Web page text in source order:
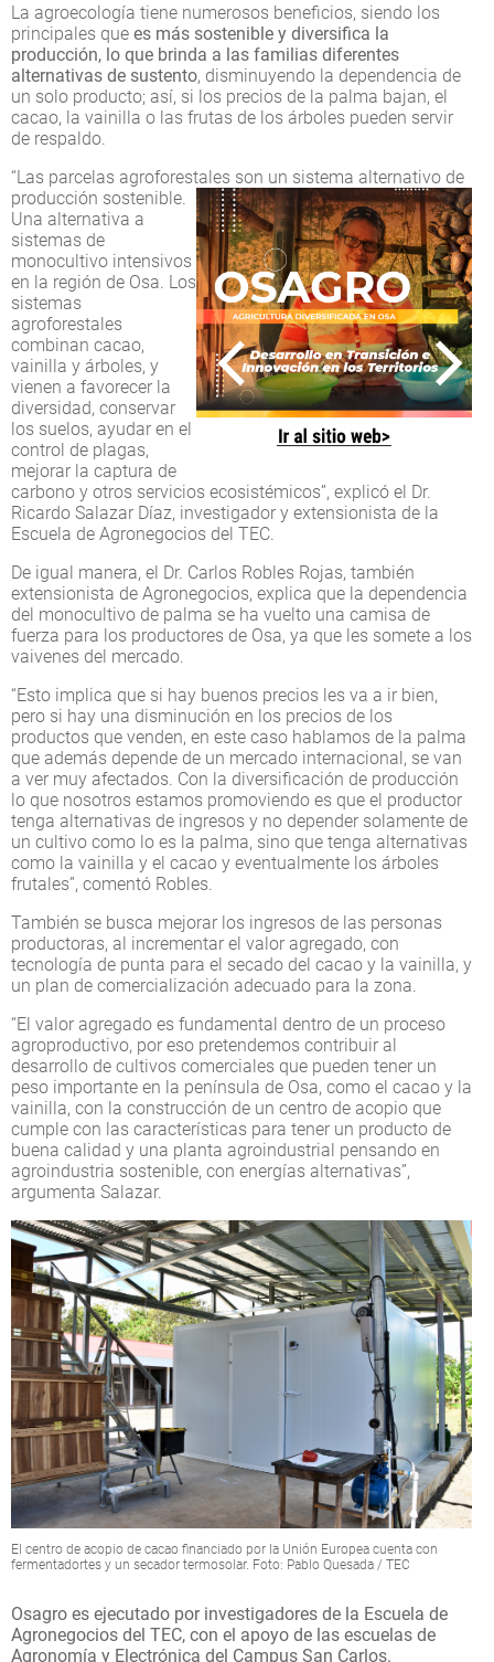
La agroecología tiene numerosos beneficios, siendo los
principales que es más sostenible y diversifica la
producción, lo que brinda a las familias diferentes
alternativas de sustento, disminuyendo la dependencia de
un solo producto; así, si los precios de la palma bajan, el
cacao, la vainilla o las frutas de los árboles pueden servir
de respaldo.
“Las parcelas agroforestales son un sistema alternativo de
producción sostenible.
Una alternativa a
sistemas de
monocultivo intensivos
en la región de Osa. Los
sistemas
agroforestales
combinan cacao,
vainilla y árboles, y
vienen a favorecer la
diversidad, conservar
los suelos, ayudar en el
control de plagas,
mejorar la captura de
carbono y otros servicios ecosistémicos”, explicó el Dr.
Ricardo Salazar Díaz, investigador y extensionista de la
Escuela de Agronegocios del TEC.
De igual manera, el Dr. Carlos Robles Rojas, también
extensionista de Agronegocios, explica que la dependencia
del monocultivo de palma se ha vuelto una camisa de
fuerza para los productores de Osa, ya que les somete a los
vaivenes del mercado.
“Esto implica que si hay buenos precios les va a ir bien,
pero si hay una disminución en los precios de los
productos que venden, en este caso hablamos de la palma
que además depende de un mercado internacional, se van
a ver muy afectados. Con la diversificación de producción
lo que nosotros estamos promoviendo es que el productor
tenga alternativas de ingresos y no depender solamente de
un cultivo como lo es la palma, sino que tenga alternativas
como la vainilla y el cacao y eventualmente los árboles
frutales”, comentó Robles.
También se busca mejorar los ingresos de las personas
productoras, al incrementar el valor agregado, con
tecnología de punta para el secado del cacao y la vainilla, y
un plan de comercialización adecuado para la zona.
“El valor agregado es fundamental dentro de un proceso
agroproductivo, por eso pretendemos contribuir al
desarrollo de cultivos comerciales que pueden tener un
peso importante en la península de Osa, como el cacao y la
vainilla, con la construcción de un centro de acopio que
cumple con las características para tener un producto de
buena calidad y una planta agroindustrial pensando en
agroindustria sostenible, con energías alternativas”,
argumenta Salazar.
El centro de acopio de cacao financiado por la Unión Europea cuenta con
fermentadortes y un secador termosolar. Foto: Pablo Quesada / TEC
Osagro es ejecutado por investigadores de la Escuela de
Agronegocios del TEC, con el apoyo de las escuelas de
Agronomía y Electrónica del Campus San Carlos.